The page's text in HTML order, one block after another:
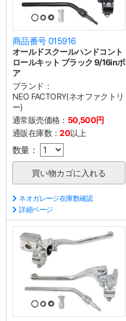
商品番号 015916
オールドスクールハンドコント
ロールキット ブラック 9/16inボ
ア
ブランド：
NEO FACTORY(ネオファクトリ
ー)
通常販売価格： 50,500円
通販在庫数：20以上
数量：
ネオガレージ在庫数確認
詳細ページ